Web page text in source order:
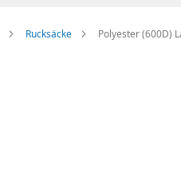
Rucksäcke Polyester (600D)